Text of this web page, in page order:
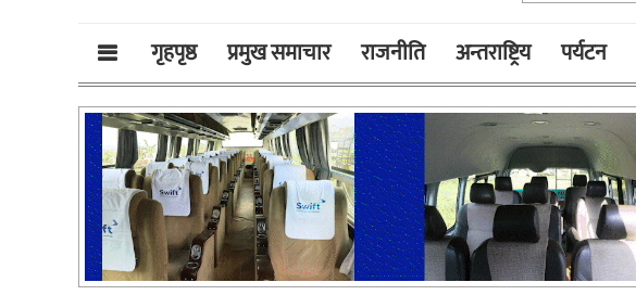
गृहपृष्ठ प्रमुख समाचार राजनीति अन्तराष्ट्रिय पर्यटन